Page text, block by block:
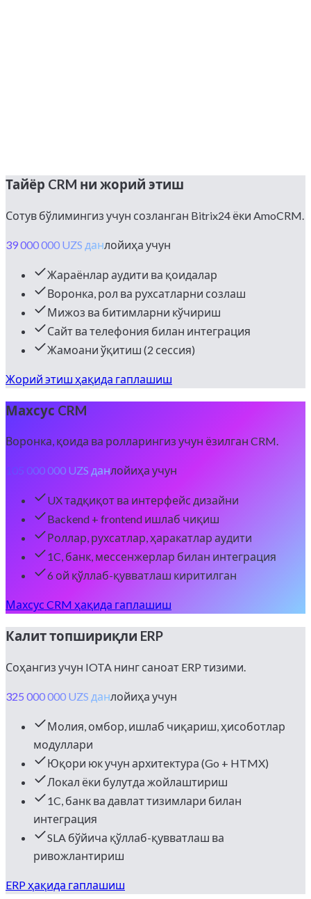
Тайёр CRM ни жорий этиш
Сотув бўлимингиз учун созланган Bitrix24 ёки AmoCRM.
39 000 000 UZS данлойиҳа учун
Жараёнлар аудити ва қоидалар
Воронка, рол ва рухсатларни созлаш
Мижоз ва битимларни кўчириш
Сайт ва телефония билан интеграция
Жамоани ўқитиш (2 сессия)
Жорий этиш ҳақида гаплашиш
Махсус CRM
Воронка, қоида ва ролларингиз учун ёзилган CRM.
105 000 000 UZS данлойиҳа учун
UX тадқиқот ва интерфейс дизайни
Backend + frontend ишлаб чиқиш
Роллар, рухсатлар, ҳаракатлар аудити
1C, банк, мессенжерлар билан интеграция
6 ой қўллаб-қувватлаш киритилган
Махсус CRM ҳақида гаплашиш
Калит топшириқли ERP
Соҳангиз учун IOTA нинг саноат ERP тизими.
325 000 000 UZS данлойиҳа учун
Молия, омбор, ишлаб чиқариш, ҳисоботлар
модуллари
Юқори юк учун архитектура (Go + HTMX)
Локал ёки булутда жойлаштириш
1C, банк ва давлат тизимлари билан
интеграция
SLA бўйича қўллаб-қувватлаш ва
ривожлантириш
ERP ҳақида гаплашиш